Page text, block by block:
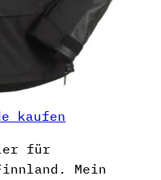
kaufen
für
Mein